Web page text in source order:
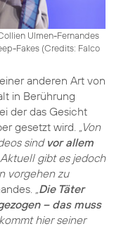
Ulmen-Fernandes
Fakes (Credits: Falco
anderen Art von
in Berührung
der das Gesicht
gesetzt wird.
„Von
sind vor allem
gibt es jedoch
vorgehen zu
Die Täter
– das muss
hier seiner